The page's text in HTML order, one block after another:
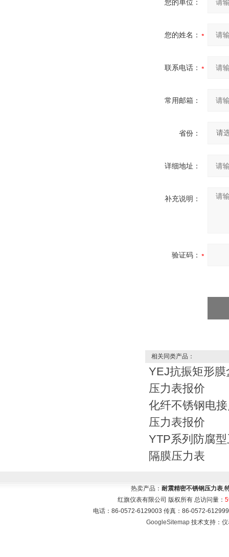
您的单位：
您的姓名：
联系电话：
常用邮箱：
省份：
详细地址：
补充说明：
验证码：
相关同类产品：
YEJ抗振矩形膜
压力表报价
化纤不锈钢电
压力表报价
YTP系列防腐
隔膜压力表
热卖产品： 耐震精密不锈钢压力表,
红旗仪表有限公司 版权所有 总访问量：
电话：86-0572-6129003 传真：86-0572-
GoogleSitemap技术支持： 仪